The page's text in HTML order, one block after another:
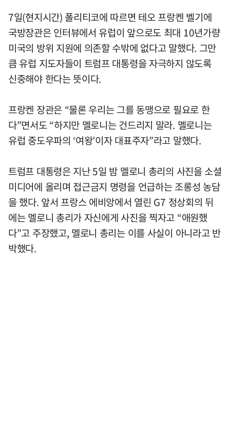
7일(현지시간) 폴리티코에 따르면 테오 프랑켄 벨기에
국방장관은 인터뷰에서 유럽이 앞으로도 최대 10년가량
미국의 방위 지원에 의존할 수밖에 없다고 말했다. 그만
큼 유럽 지도자들이 트럼프 대통령을 자극하지 않도록
신중해야 한다는 뜻이다.
프랑켄 장관은 “물론 우리는 그를 동맹으로 필요로 한
다”면서도 “하지만 멜로니는 건드리지 말라. 멜로니는
유럽 중도우파의 ‘여왕’이자 대표주자”라고 말했다.
트럼프 대통령은 지난 5일 밤 멜로니 총리의 사진을 소셜
미디어에 올리며 접근금지 명령을 언급하는 조롱성 농담
을 했다. 앞서 프랑스 에비앙에서 열린 G7 정상회의 뒤
에는 멜로니 총리가 자신에게 사진을 찍자고 “애원했
다”고 주장했고, 멜로니 총리는 이를 사실이 아니라고 반
박했다.